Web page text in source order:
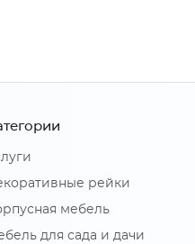
рейки
мебель
для сада и дачи